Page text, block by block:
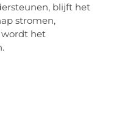
blijft het
stromen,
het